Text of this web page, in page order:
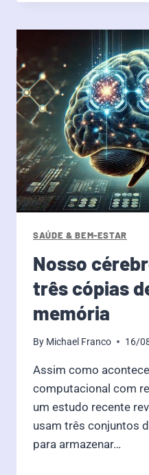
SAÚDE & BEM-ESTAR
Nosso
três cópias
memória
By Michael Franco 16/
Assim como
computacional com
um estudo recente
usam três conjuntos
para armazenar…